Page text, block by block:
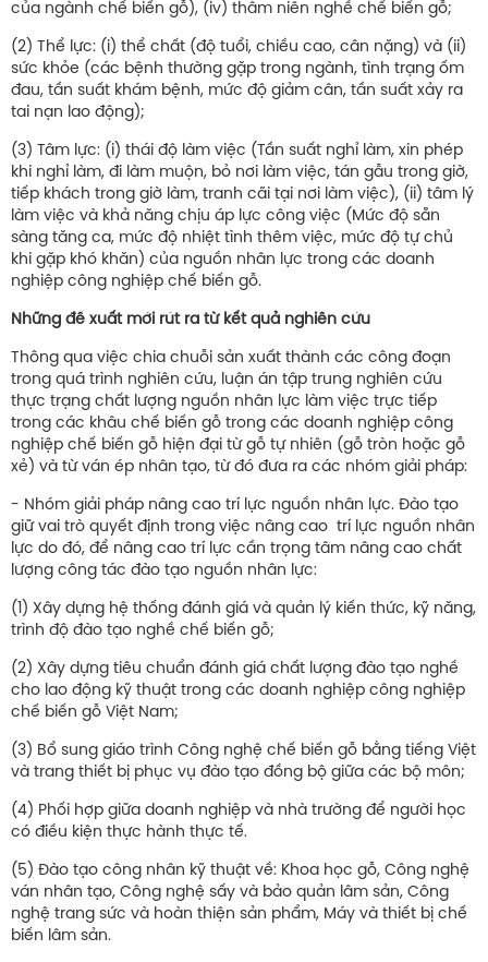
của ngành chế biến gỗ), (iv) thâm niên nghề chế biến gỗ;
(2) Thể lực: (i) thể chất (độ tuổi, chiều cao, cân nặng) và (ii)
sức khỏe (các bệnh thường gặp trong ngành, tình trạng ốm
đau, tần suất khám bệnh, mức độ giảm cân, tần suất xảy ra
tai nạn lao động);
(3) Tâm lực: (i) thái độ làm việc (Tần suất nghỉ làm, xin phép
khi nghỉ làm, đi làm muộn, bỏ nơi làm việc, tán gẫu trong giờ,
tiếp khách trong giờ làm, tranh cãi tại nơi làm việc), (ii) tâm lý
làm việc và khả năng chịu áp lực công việc (Mức độ sẵn
sàng tăng ca, mức độ nhiệt tình thêm việc, mức độ tự chủ
khi gặp khó khăn) của nguồn nhân lực trong các doanh
nghiệp công nghiệp chế biến gỗ.
Những đề xuất mới rút ra từ kết quả nghiên cứu
Thông qua việc chia chuỗi sản xuất thành các công đoạn
trong quá trình nghiên cứu, luận án tập trung nghiên cứu
thực trạng chất lượng nguồn nhân lực làm việc trực tiếp
trong các khâu chế biến gỗ trong các doanh nghiệp công
nghiệp chế biến gỗ hiện đại từ gỗ tự nhiên (gỗ tròn hoặc gỗ
xẻ) và từ ván ép nhân tạo, từ đó đưa ra các nhóm giải pháp:
- Nhóm giải pháp nâng cao trí lực nguồn nhân lực. Đào tạo
giữ vai trò quyết định trong việc nâng cao trí lực nguồn nhân
lực do đó, để nâng cao trí lực cần trọng tâm nâng cao chất
lượng công tác đào tạo nguồn nhân lực:
(1) Xây dựng hệ thống đánh giá và quản lý kiến thức, kỹ năng,
trình độ đào tạo nghề chế biến gỗ;
(2) Xây dựng tiêu chuẩn đánh giá chất lượng đào tạo nghề
cho lao động kỹ thuật trong các doanh nghiệp công nghiệp
chế biến gỗ Việt Nam;
(3) Bổ sung giáo trình Công nghệ chế biến gỗ bằng tiếng Việt
và trang thiết bị phục vụ đào tạo đồng bộ giữa các bộ môn;
(4) Phối hợp giữa doanh nghiệp và nhà trường để người học
có điều kiện thực hành thực tế.
(5) Đào tạo công nhân kỹ thuật về: Khoa học gỗ, Công nghệ
ván nhân tạo, Công nghệ sấy và bảo quản lâm sản, Công
nghệ trang sức và hoàn thiện sản phẩm, Máy và thiết bị chế
biến lâm sản.